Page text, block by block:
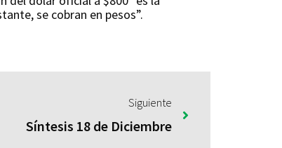
se cobran en pesos”.
Siguiente
Síntesis 18 de Diciembre